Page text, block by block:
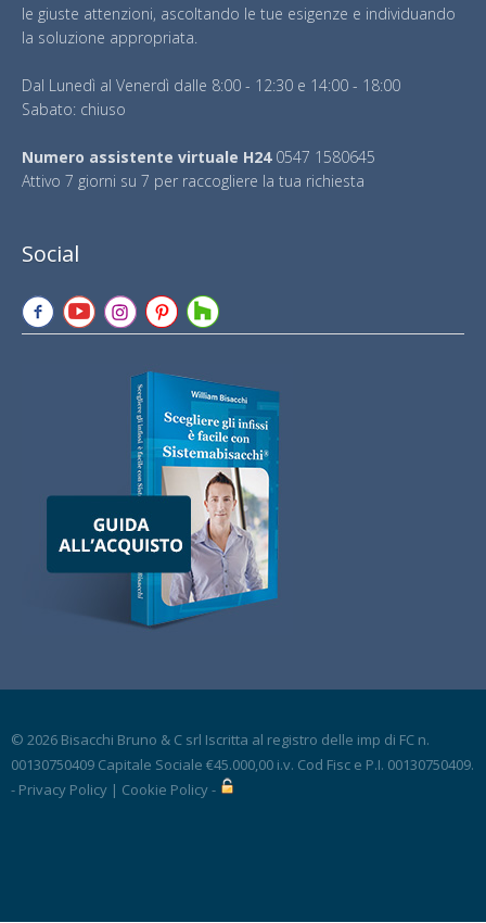
le giuste attenzioni, ascoltando le tue esigenze e individuando
la soluzione appropriata.
Dal Lunedì al Venerdì dalle 8:00 - 12:30 e 14:00 - 18:00
Sabato: chiuso
Numero assistente virtuale H240547 1580645
Attivo 7 giorni su 7 per raccogliere la tua richiesta
Social
© 2026 Bisacchi Bruno & C srl Iscritta al registro delle imp di FC n.
00130750409 Capitale Sociale €45.000,00 i.v. Cod Fisc e P.I. 00130750409.
- Privacy Policy | Cookie Policy-